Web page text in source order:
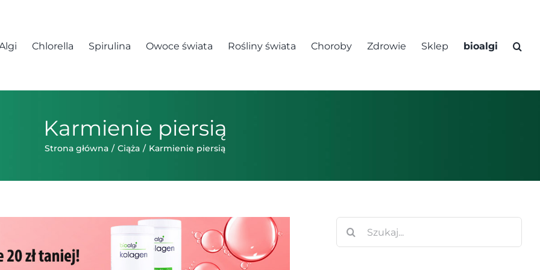
Chlorella Spirulina Owoce świata Rośliny świata Choroby Zdrowie Sklep bioalgi
Karmienie piersią
Strona główna Ciąża Karmienie piersią